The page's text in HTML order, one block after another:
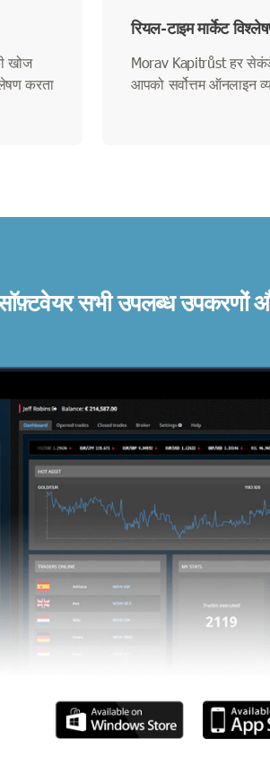
खोज
करता
रियल-टाइम मार्केट
Morav Kapitrůst हर
आपको सर्वोत्तम ऑनलाइन
सभी उपलब्ध उपकरणों